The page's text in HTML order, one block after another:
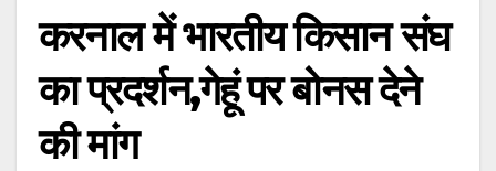
करनाल में भारतीय किसान संघ
का प्रदर्शन,गेहूं पर बोनस देने
की मांग